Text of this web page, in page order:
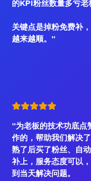
的KPI粉丝数量多亏老
关键点是掉粉免费补
越来越顺。"
"为老板的技术功底点
作的，帮助我们解决
熟了后买了粉丝、自
补上，服务态度可以
到当天解决问题。